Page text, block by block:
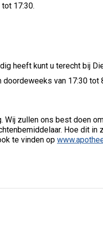
17:30.
heeft kunt u terecht bij
van 17:30 tot
zullen ons best doen
Hoe dit
te vinden op